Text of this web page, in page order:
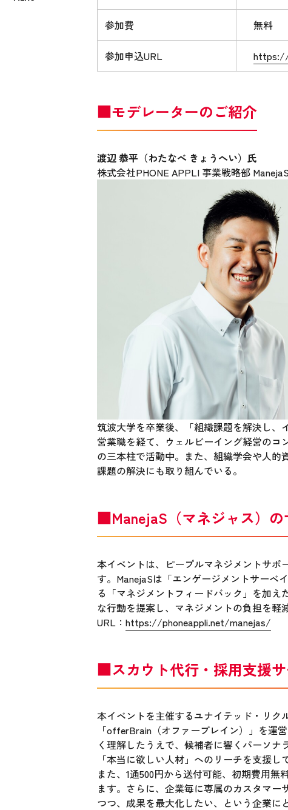
参加費 無料
参加申込URL https://
■モデレーターのご紹介
渡辺 恭平（わたなべ きょうへい）氏
株式会社PHONE APPLI 事業戦略部
筑波大学を卒業後、「組織課題を解決し、
営業職を経て、ウェルビーイング経営のコ
の三本柱で活動中。また、組織学会や人
課題の解決にも取り組んでいる。
■ManejaS（マネジャス）の
本イベントは、ピープルマネジメントサポ
す。ManejaSは「エンゲージメントサーベ
る「マネジメントフィードバック」を加
な行動を提案し、マネジメントの負担を軽
URL： https://phoneappli.net/manejas/
■スカウト代行・採用支援
本イベントを主催するユナイテッド・リク
「offerBrain（オファーブレイン）」を運
く理解したうえで、候補者に響くパーソ
「本当に欲しい人材」へのリーチを支援し
また、1通500円から送付可能、初期費用
ます。さらに、企業毎に専属のカスタマ
つつ、成果を最大化したい、という企業に